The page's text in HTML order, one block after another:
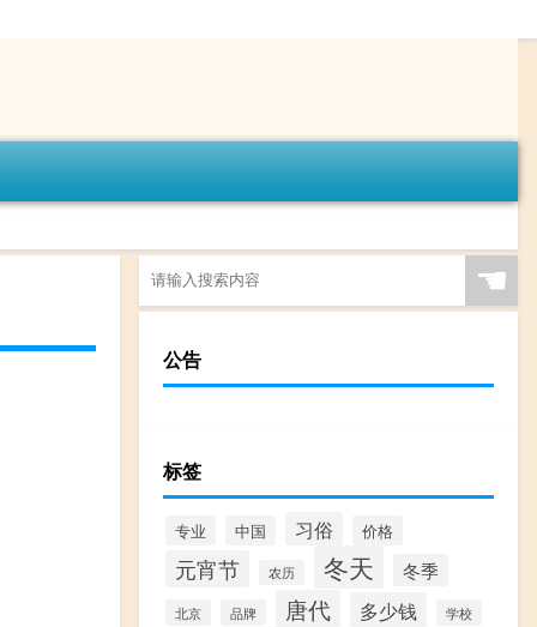
☚
公告
标签
专业 中国 习俗 价格
元宵节 农历 冬天 冬季
北京 品牌 唐代 多少钱 学校